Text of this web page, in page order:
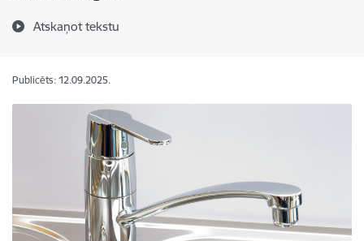
Atskaņot tekstu
Publicēts: 12.09.2025.